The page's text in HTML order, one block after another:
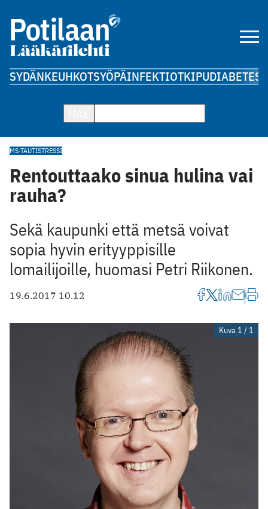
SYDÄNKEUHKOTSYÖPÄINFEKTIOTKIPUDIABETES
MS-TAUTISTRESSI
Rentouttaako sinua hulina vai
rauha?
Sekä kaupunki että metsä voivat
sopia hyvin erityyppisille
lomailijoille, huomasi Petri Riikonen.
19.6.2017 10.12
Kuva 1 / 1